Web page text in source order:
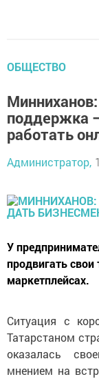
ОБЩЕСТВО
поддержка
работать
Администратор,
У
продвигать
маркетплейсах.
Ситуация с
Татарстаном
оказалась
мнением на